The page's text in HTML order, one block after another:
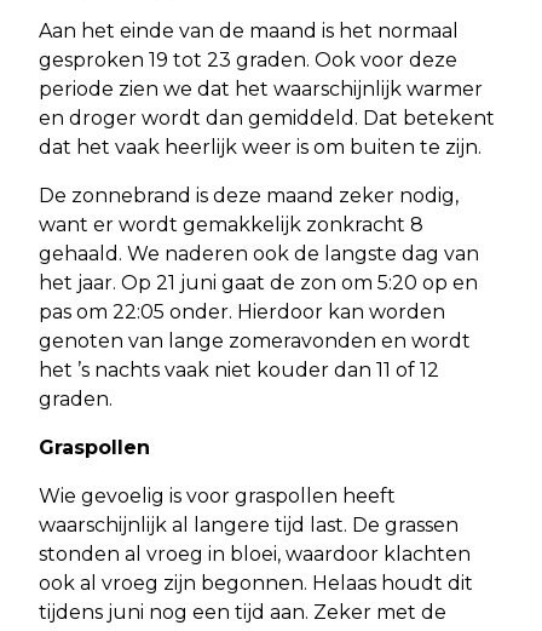
Aan het einde van de maand is het normaal
gesproken 19 tot 23 graden. Ook voor deze
periode zien we dat het waarschijnlijk warmer
en droger wordt dan gemiddeld. Dat betekent
dat het vaak heerlijk weer is om buiten te zijn.
De zonnebrand is deze maand zeker nodig,
want er wordt gemakkelijk zonkracht 8
gehaald. We naderen ook de langste dag van
het jaar. Op 21 juni gaat de zon om 5:20 op en
pas om 22:05 onder. Hierdoor kan worden
genoten van lange zomeravonden en wordt
het ’s nachts vaak niet kouder dan 11 of 12
graden.
Graspollen
Wie gevoelig is voor graspollen heeft
waarschijnlijk al langere tijd last. De grassen
stonden al vroeg in bloei, waardoor klachten
ook al vroeg zijn begonnen. Helaas houdt dit
tijdens juni nog een tijd aan. Zeker met de